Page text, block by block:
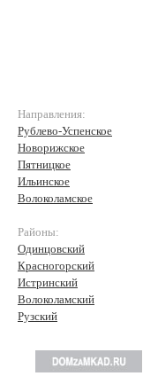
Направления:
Рублево-Успенское
Новорижское
Пятницкое
Ильинское
Волоколамское
Районы:
Одинцовский
Красногорский
Истринский
Волоколамский
Рузский